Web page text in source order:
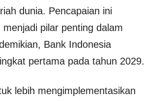
dunia. Pencapaian ini
pilar penting dalam
Bank Indonesia
pertama pada tahun 2029.
lebih mengimplementasikan